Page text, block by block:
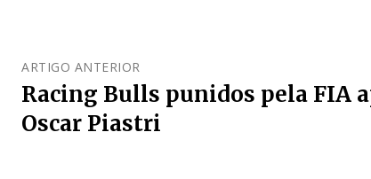
ARTIGO ANTERIOR
Racing Bulls punidos pela FIA
Oscar Piastri